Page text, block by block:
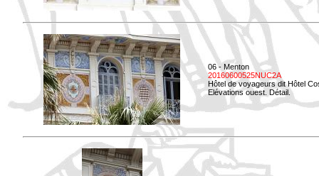
06 - Menton
20160600525NUC2A
Hôtel de voyageurs dit Hôtel
Elévations ouest. Détail.